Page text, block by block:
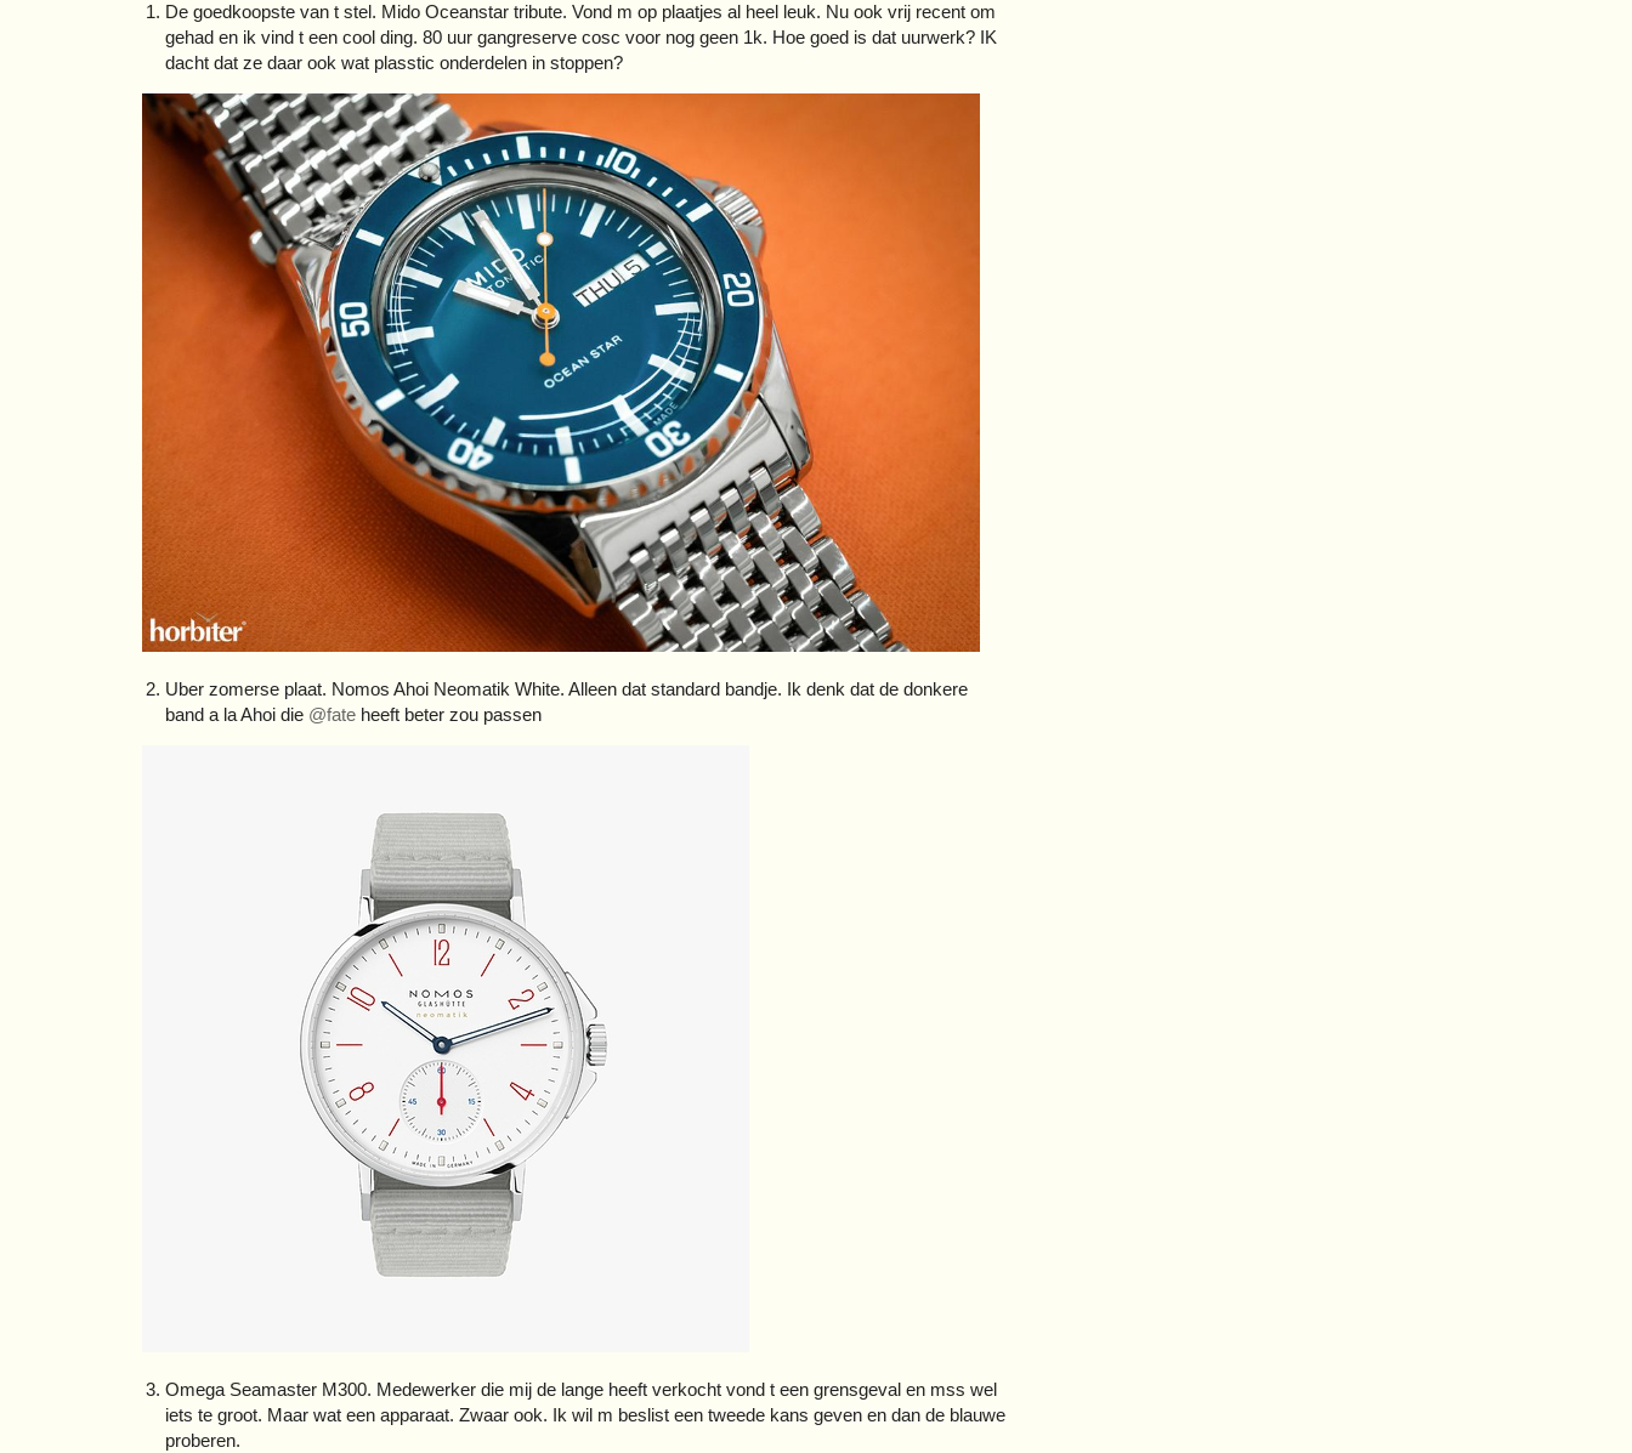
De goedkoopste van t stel. Mido Oceanstar tribute. Vond m op plaatjes al heel leuk. Nu ook vrij recent om
gehad en ik vind t een cool ding. 80 uur gangreserve cosc voor nog geen 1k. Hoe goed is dat uurwerk? IK
dacht dat ze daar ook wat plasstic onderdelen in stoppen?
Uber zomerse plaat. Nomos Ahoi Neomatik White. Alleen dat standard bandje. Ik denk dat de donkere
band a la Ahoi die @fateheeft beter zou passen
Omega Seamaster M300. Medewerker die mij de lange heeft verkocht vond t een grensgeval en mss wel
iets te groot. Maar wat een apparaat. Zwaar ook. Ik wil m beslist een tweede kans geven en dan de blauwe
proberen.